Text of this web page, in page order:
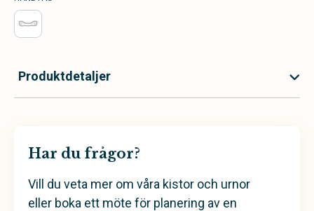
Produktdetaljer
Har du frågor?
Vill du veta mer om våra kistor och urnor
eller boka ett möte för planering av en